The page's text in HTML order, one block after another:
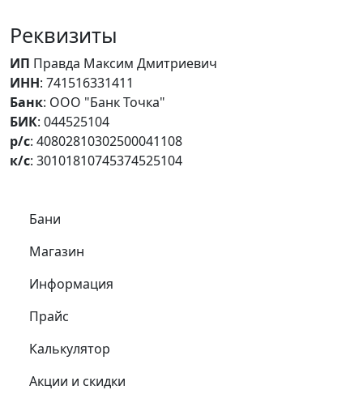
Реквизиты
ИП Правда Максим Дмитриевич
ИНН: 741516331411
Банк: ООО "Банк Точка"
БИК: 044525104
р/с: 40802810302500041108
к/с: 30101810745374525104
Самое важное
Бани
Магазин
Информация
Прайс
Калькулятор
Акции и скидки